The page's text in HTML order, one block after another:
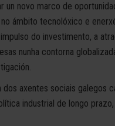
novo marco de
ámbito tecnolóxico e
do investimento, a
nunha contorna
axentes sociais galegos
industrial de longo